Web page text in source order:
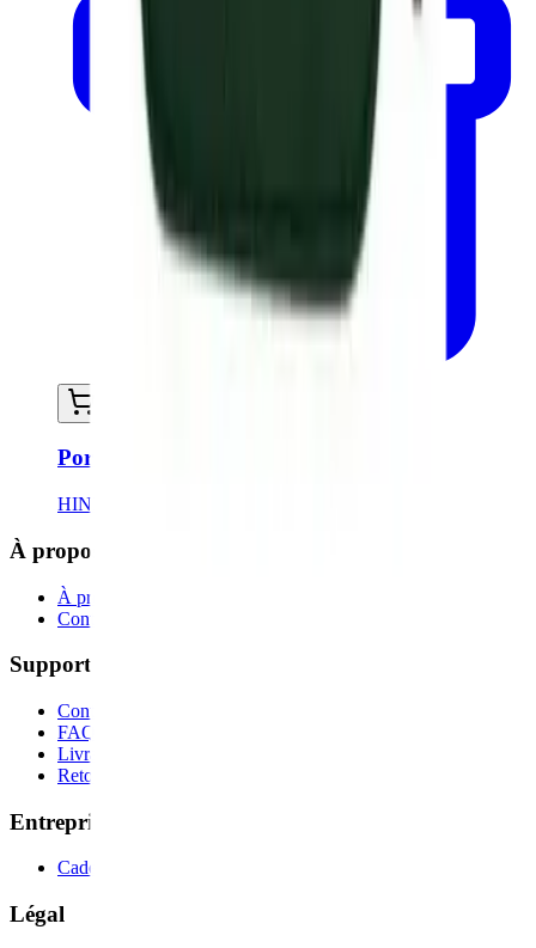
Porte monnaie LILI - Sapin
HINDBAG
À propos
À propos de nous
Contactez-nous
Support
Contactez-nous
FAQ
Livraison
Retours et remboursements
Entreprise
Cadeaux d'entreprise
Légal